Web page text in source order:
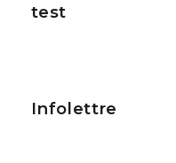
test
Infolettre